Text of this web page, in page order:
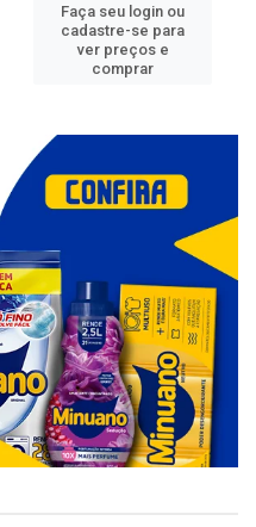
Faça seu login ou
cadastre-se para
ver preços e
comprar